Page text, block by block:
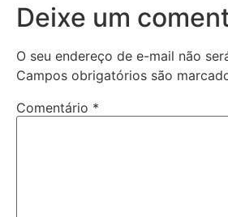
Deixe um
O seu endereço de e-mail não
Campos obrigatórios são
Comentário *